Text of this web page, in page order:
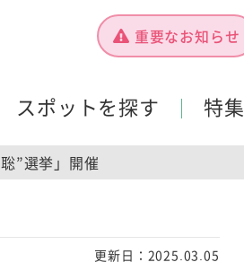
重要なお知らせ
スポットを探す 特集
”選挙」開催
更新日： 2025.03.05